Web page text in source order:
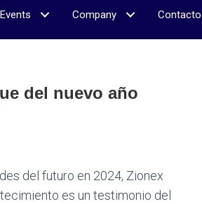
Events Company Contacto
del nuevo año
del futuro en 2024, Zionex
es un testimonio del